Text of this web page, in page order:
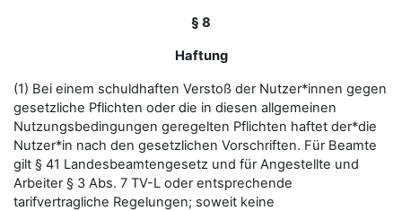
§ 8
Haftung
(1) Bei einem schuldhaften Verstoß der Nutzer*innen gegen
gesetzliche Pflichten oder die in diesen allgemeinen
Nutzungsbedingungen geregelten Pflichten haftet der*die
Nutzer*in nach den gesetzlichen Vorschriften. Für Beamte
gilt § 41 Landesbeamtengesetz und für Angestellte und
Arbeiter § 3 Abs. 7 TV-L oder entsprechende
tarifvertragliche Regelungen; soweit keine